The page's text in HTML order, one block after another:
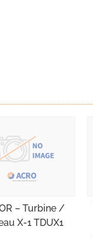
– Turbine /
X-1 TDUX1